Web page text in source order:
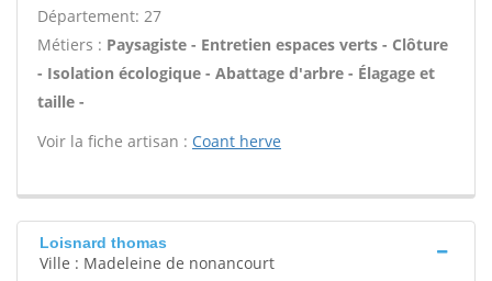
Département: 27
Métiers : Paysagiste - Entretien espaces verts - Clôture
- Isolation écologique - Abattage d'arbre - Élagage et
taille -
Voir la fiche artisan : Coant herve
Loisnard thomas
Ville : Madeleine de nonancourt